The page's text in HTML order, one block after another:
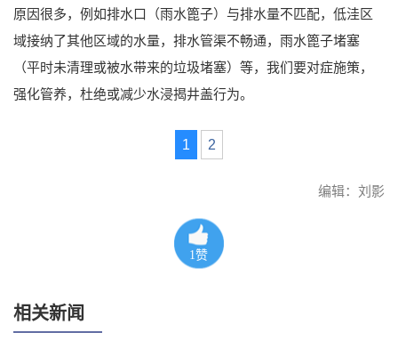
原因很多，例如排水口（雨水篦子）与排水量不匹配，低洼区
域接纳了其他区域的水量，排水管渠不畅通，雨水篦子堵塞
（平时未清理或被水带来的垃圾堵塞）等，我们要对症施策，
强化管养，杜绝或减少水浸揭井盖行为。
1 2
编辑：刘影
1赞
相关新闻